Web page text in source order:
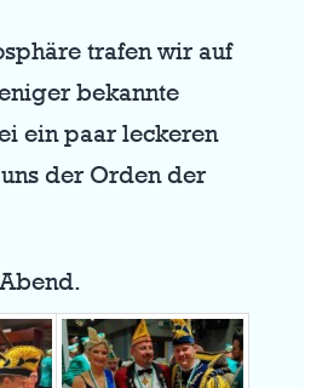
trafen wir auf
bekannte
ein paar leckeren
der Orden der